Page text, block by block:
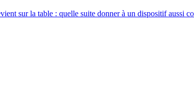
sur la table : quelle suite donner à un dispositif aussi